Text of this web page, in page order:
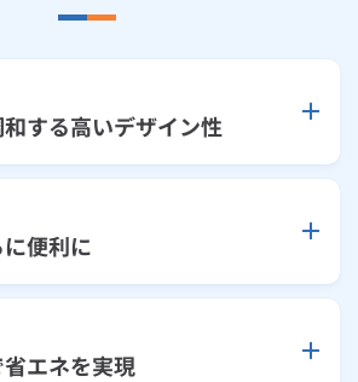
する高いデザイン性
便利に
エネを実現